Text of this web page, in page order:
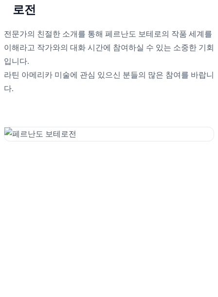
로전
전문가의 친절한 소개를 통해 페르난도 보테로의 작품 세계를
이해라고 작가와의 대화 시간에 참여하실 수 있는 소중한 기회
입니다.
라틴 아메리카 미술에 관심 있으신 분들의 많은 참여를 바랍니
다.